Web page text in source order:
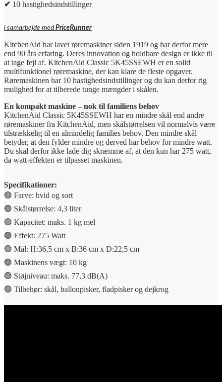
✔ 10 hastighedsindstillinger
i samarbejde medPriceRunner
KitchenAid har lavet røremaskiner siden 1919 og har derfor mere
end 90 års erfaring. Deres innovation og holdbare design er ikke til
at tage fejl af. KitchenAid Classic 5K45SSEWH er en solid
multifunktionel røremaskine, der kan klare de fleste opgaver.
Røremaskinen har 10 hastighedsindstillinger og du kan derfor rig
mulighed for at tilberede tunge mængder i skålen.
En kompakt maskine – nok til familiens behov
KitchenAid Classic 5K45SSEWH har en mindre skål end andre
røremaskiner fra KitchenAid, men skålstørrelsen vil normalvis være
tilstrækkelig til en almindelig families behov. Den mindre skål
betyder, at den fylder mindre og derved har behov for mindre watt.
Du skal derfor ikke lade dig skræmme af, at den kun har 275 watt,
da watt-effekten er tilpasset maskinen.
Specifikationer:
🟢 Farve: hvid og sort
🟢 Skålstørrelse: 4,3 liter
🟢 Kapacitet: maks. 1 kg mel
🟢 Effekt: 275 Watt
🟢 Mål: H:36,5 cm x B:36 cm x D:22,5 cm
🟢 Maskinens vægt: 10 kg
🟢 Støjniveau: maks. 77,3 dB(A)
🟢 Tilbehør: skål, ballonpisker, fladpisker og dejkrog